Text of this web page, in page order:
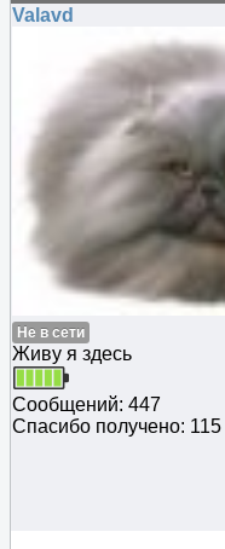
Valavd
Не в сети
Живу я здесь
Сообщений: 447
Спасибо получено: 115